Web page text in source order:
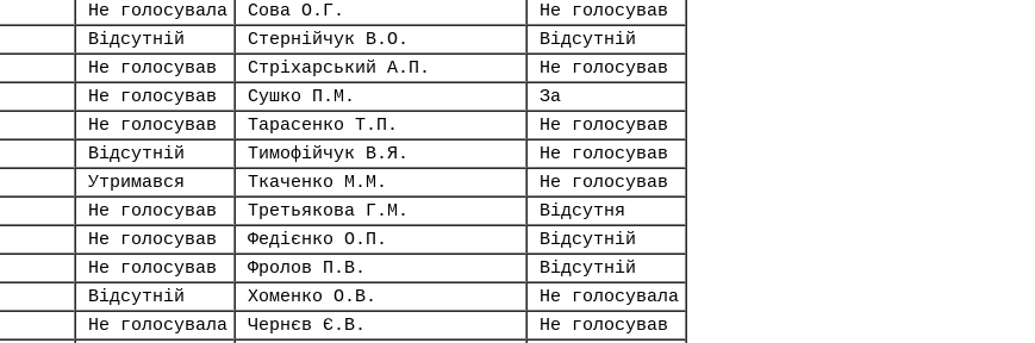
Не голосувала Сова О.Г.
Не голосував
Відсутній Стернійчук В.О.
Відсутній
Не голосував Стріхарський А.П.
Не голосував
Не голосував Сушко П.М.
За
Не голосував Тарасенко Т.П.
Не голосував
Відсутній Тимофійчук В.Я.
Не голосував
Утримався Ткаченко М.М.
Не голосував
Не голосував Третьякова Г.М.
Відсутня
Не голосував Федієнко О.П.
Відсутній
Не голосував Фролов П.В.
Відсутній
Відсутній Хоменко О.В.
Не голосувала
Не голосувала Чернєв Є.В.
Не голосував